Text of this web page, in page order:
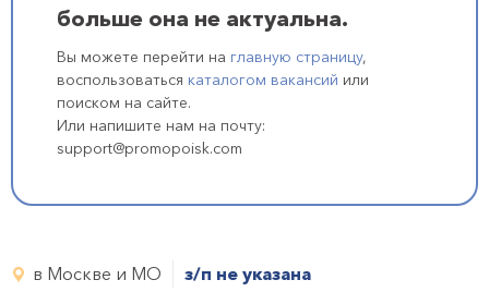
больше она не актуальна.
Вы можете перейти на главную страницу,
воспользоваться каталогом вакансий или
поиском на сайте.
Или напишите нам на почту:
support@promopoisk.com
в Москве и МО
з/п не указана